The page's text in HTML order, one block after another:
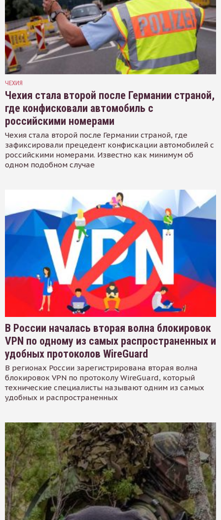
ЧЕХИЯ
Чехия стала второй после Германии страной,
где конфисковали автомобиль с
российскими номерами
Чехия стала второй после Германии страной, где
зафиксировали прецедент конфискации автомобилей с
российскими номерами. Известно как минимум об
одном подобном случае
В России началась вторая волна блокировок
VPN по одному из самых распространенных и
удобных протоколов WireGuard
В регионах России зарегистрирована вторая волна
блокировок VPN по протоколу WireGuard, который
технические специалисты называют одним из самых
удобных и распространенных